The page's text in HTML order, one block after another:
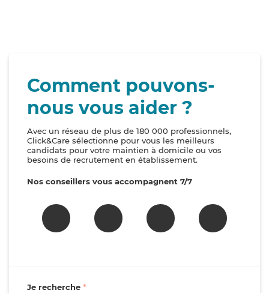
Comment pouvons-
nous vous aider ?
Avec un réseau de plus de 180 000 professionnels,
Click&Care sélectionne pour vous les meilleurs
candidats pour votre maintien à domicile ou vos
besoins de recrutement en établissement.
Nos conseillers vous accompagnent 7/7
Je recherche